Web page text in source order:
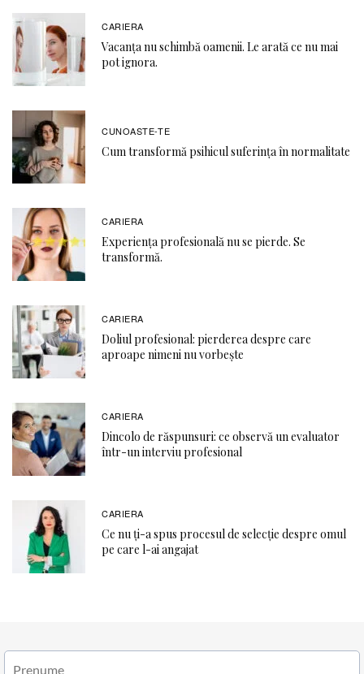
CARIERA
Vacanța nu schimbă oamenii. Le arată ce nu mai
pot ignora.
CUNOASTE-TE
Cum transformă psihicul suferința în normalitate
CARIERA
Experiența profesională nu se pierde. Se
transformă.
CARIERA
Doliul profesional: pierderea despre care
aproape nimeni nu vorbește
CARIERA
Dincolo de răspunsuri: ce observă un evaluator
într-un interviu profesional
CARIERA
Ce nu ți-a spus procesul de selecție despre omul
pe care l-ai angajat